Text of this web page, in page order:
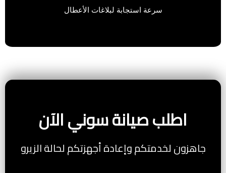
سرعة استجابة لبلاغات الأعطال
اطلب صيانة سوني الآن
جاهزون لخدمتكم وإعادة أجهزتكم لحالة الزيرو